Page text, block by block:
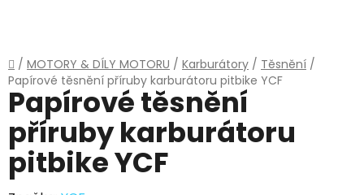
Domů
/ MOTORY & DÍLY MOTORU / Karburátory / Těsnění /
Papírové těsnění příruby karburátoru pitbike YCF
Papírové těsnění
příruby karburátoru
pitbike YCF